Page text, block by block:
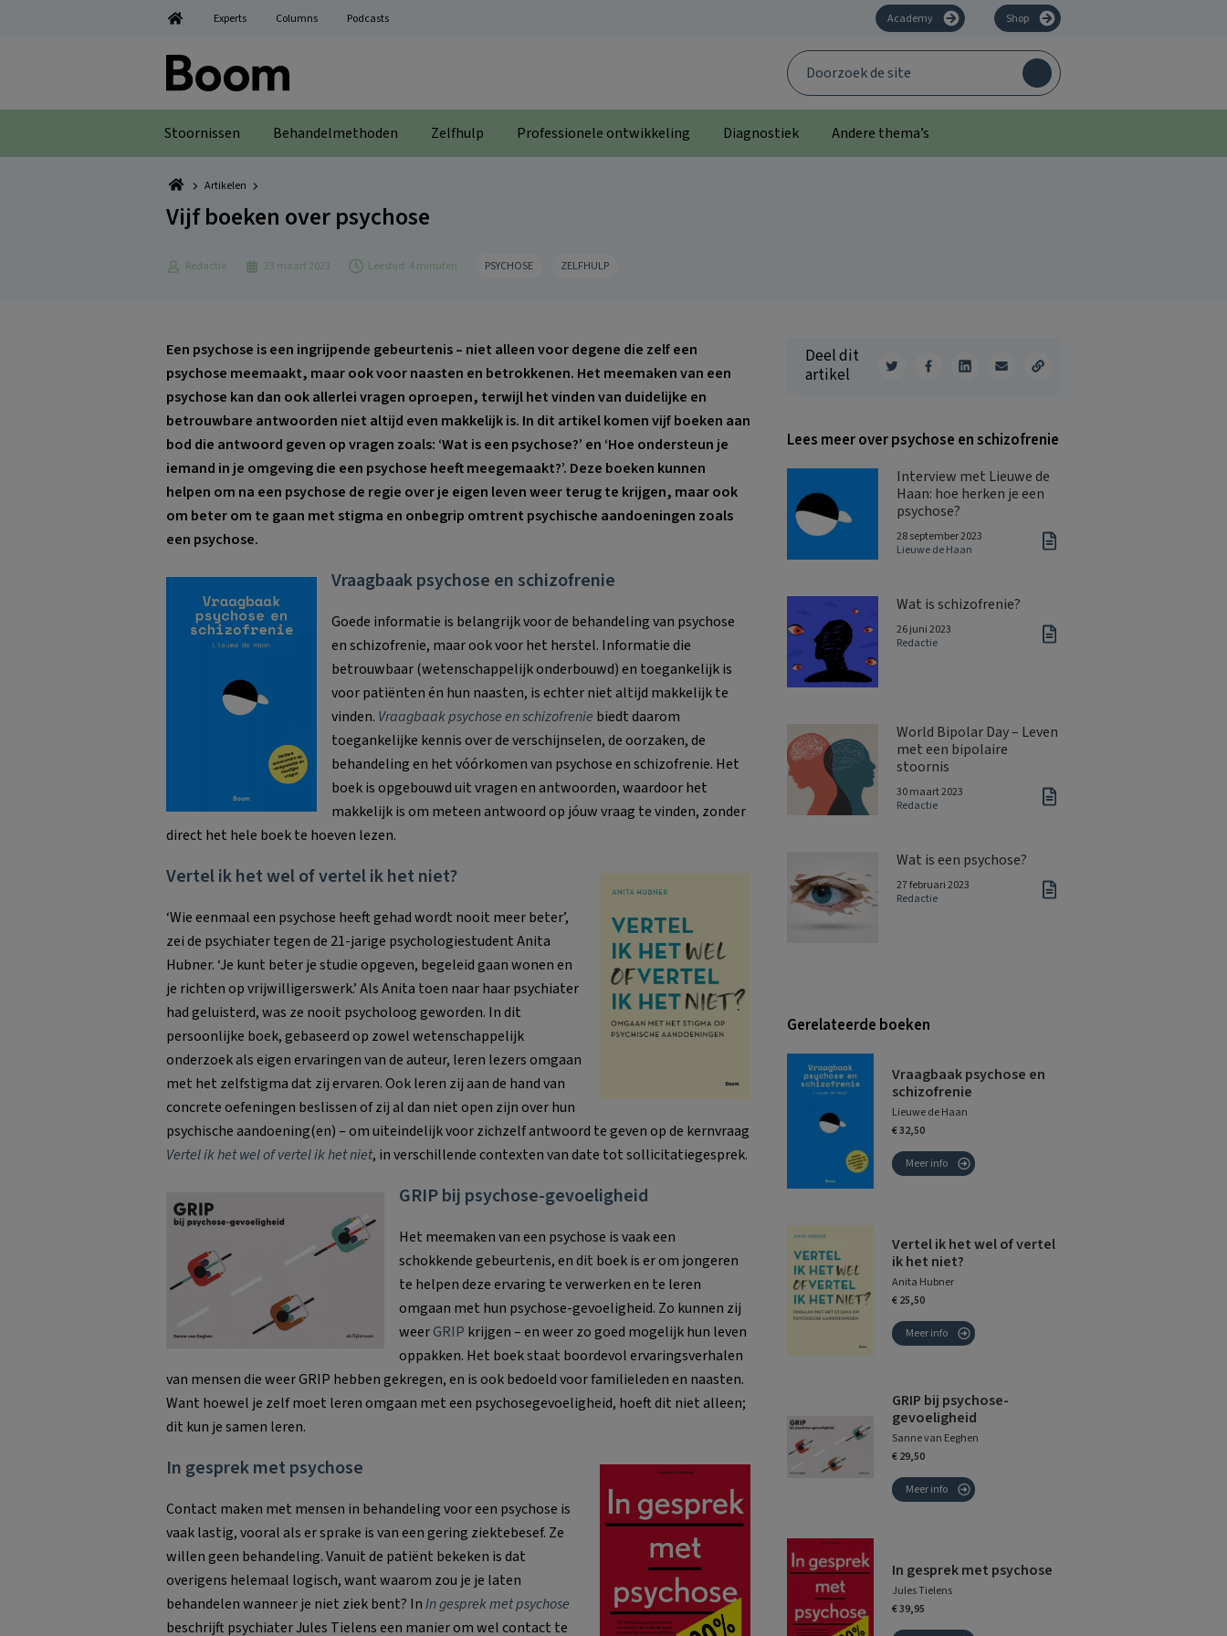
Experts Columns Podcasts Academy Shop
Doorzoek
de
site
Stoornissen
Behandelmethoden Zelfhulp Professionele ontwikkeling Diagnostiek Andere thema’s
Artikelen
Vijf boeken over psychose
Redactie 23 maart 2023 Leestijd: 4 minuten PSYCHOSE ZELFHULP
Een psychose is een ingrijpende gebeurtenis – niet alleen voor degene die zelf een
psychose meemaakt, maar ook voor naasten en betrokkenen. Het meemaken van een
psychose kan dan ook allerlei vragen oproepen, terwijl het vinden van duidelijke en
betrouwbare antwoorden niet altijd even makkelijk is. In dit artikel komen vijf boeken aan
bod die antwoord geven op vragen zoals: ‘Wat is een psychose?’ en ‘Hoe ondersteun je
iemand in je omgeving die een psychose heeft meegemaakt?’. Deze boeken kunnen
helpen om na een psychose de regie over je eigen leven weer terug te krijgen, maar ook
om beter om te gaan met stigma en onbegrip omtrent psychische aandoeningen zoals
een psychose.
Vraagbaak psychose en schizofrenie
Goede informatie is belangrijk voor de behandeling van psychose
en schizofrenie, maar ook voor het herstel. Informatie die
betrouwbaar (wetenschappelijk onderbouwd) en toegankelijk is
voor patiënten én hun naasten, is echter niet altijd makkelijk te
vinden. Vraagbaak psychose en schizofrenie biedt daarom
toegankelijke kennis over de verschijnselen, de oorzaken, de
behandeling en het vóórkomen van psychose en schizofrenie. Het
boek is opgebouwd uit vragen en antwoorden, waardoor het
makkelijk is om meteen antwoord op jóuw vraag te vinden, zonder
direct het hele boek te hoeven lezen.
Vertel ik het wel of vertel ik het niet?
‘Wie eenmaal een psychose heeft gehad wordt nooit meer beter’,
zei de psychiater tegen de 21-jarige psychologiestudent Anita
Hubner. ‘Je kunt beter je studie opgeven, begeleid gaan wonen en
je richten op vrijwilligerswerk.’ Als Anita toen naar haar psychiater
had geluisterd, was ze nooit psycholoog geworden. In dit
persoonlijke boek, gebaseerd op zowel wetenschappelijk
onderzoek als eigen ervaringen van de auteur, leren lezers omgaan
met het zelfstigma dat zij ervaren. Ook leren zij aan de hand van
concrete oefeningen beslissen of zij al dan niet open zijn over hun
psychische aandoening(en) – om uiteindelijk voor zichzelf antwoord te geven op de kernvraag
Vertel ik het wel of vertel ik het niet, in verschillende contexten van date tot sollicitatiegesprek.
GRIP bij psychose-gevoeligheid
Het meemaken van een psychose is vaak een
schokkende gebeurtenis, en dit boek is er om jongeren
te helpen deze ervaring te verwerken en te leren
omgaan met hun psychose-gevoeligheid. Zo kunnen zij
weerGRIP krijgen – en weer zo goed mogelijk hun leven
oppakken. Het boek staat boordevol ervaringsverhalen
van mensen die weer GRIP hebben gekregen, en is ook bedoeld voor familieleden en naasten.
Want hoewel je zelf moet leren omgaan met een psychosegevoeligheid, hoeft dit niet alleen;
dit kun je samen leren.
In gesprek met psychose
Contact maken met mensen in behandeling voor een psychose is
vaak lastig, vooral als er sprake is van een gering ziektebesef. Ze
willen geen behandeling. Vanuit de patiënt bekeken is dat
overigens helemaal logisch, want waarom zou je je laten
behandelen wanneer je niet ziek bent? InIn gesprek met psychose
beschrijft psychiater Jules Tielens een manier om wel contact te
Deel dit
artikel
Lees meer over psychose en schizofrenie
Interview met Lieuwe de
Haan: hoe herken je een
psychose?
28 september 2023
Lieuwe de Haan
Wat is schizofrenie?
26 juni 2023
Redactie
World Bipolar Day – Leven
met een bipolaire
stoornis
30 maart 2023
Redactie
Wat is een psychose?
27 februari 2023
Redactie
Gerelateerde boeken
Vraagbaak psychose en
schizofrenie
Lieuwe de Haan
€ 32,50
Meer info
Vertel ik het wel of vertel
ik het niet?
Anita Hubner
€ 25,50
Meer info
GRIP bij psychose-
gevoeligheid
Sanne van Eeghen
€ 29,50
Meer info
In gesprek met psychose
Jules Tielens
€ 39,95